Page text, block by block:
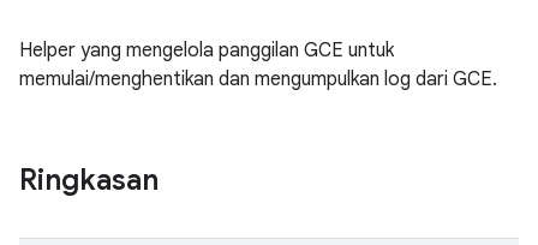
Helper yang mengelola panggilan GCE untuk
memulai/menghentikan dan mengumpulkan log dari GCE.
Ringkasan